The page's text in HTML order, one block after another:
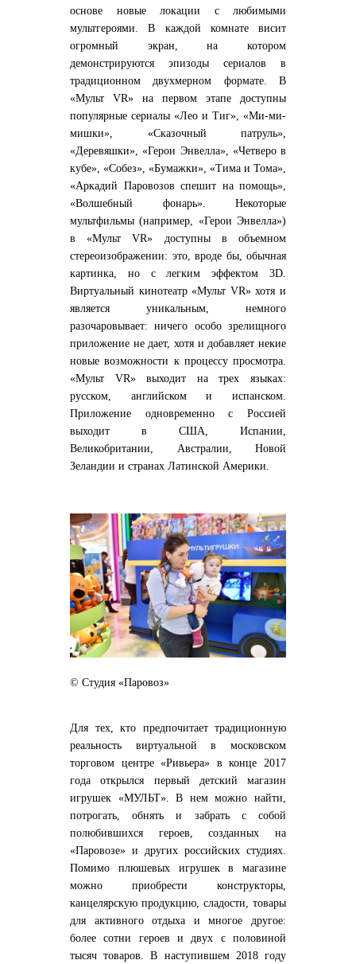
основе новые локации с любимыми
мультгероями. В каждой комнате висит
огромный экран, на котором
демонстрируются эпизоды сериалов в
традиционном двухмерном формате. В
«Мульт VR» на первом этапе доступны
популярные сериалы «Лео и Тиг», «Ми-ми-
мишки», «Сказочный патруль»,
«Деревяшки», «Герои Энвелла», «Четверо в
кубе», «Собез», «Бумажки», «Тима и Тома»,
«Аркадий Паровозов спешит на помощь»,
«Волшебный фонарь». Некоторые
мультфильмы (например, «Герои Энвелла»)
в «Мульт VR» доступны в объемном
стереоизображении: это, вроде бы, обычная
картинка, но с легким эффектом 3D.
Виртуальный кинотеатр «Мульт VR» хотя и
является уникальным, немного
разочаровывает: ничего особо зрелищного
приложение не дает, хотя и добавляет некие
новые возможности к процессу просмотра.
«Мульт VR» выходит на трех языках:
русском, английском и испанском.
Приложение одновременно с Россией
выходит в США, Испании,
Великобритании, Австралии, Новой
Зеландии и странах Латинской Америки.
© Студия «Паровоз»
Для тех, кто предпочитает традиционную
реальность виртуальной в московском
торговом центре «Ривьера» в конце 2017
года открылся первый детский магазин
игрушек «МУЛЬТ». В нем можно найти,
потрогать, обнять и забрать с собой
полюбившихся героев, созданных на
«Паровозе» и других российских студиях.
Помимо плюшевых игрушек в магазине
можно приобрести конструкторы,
канцелярскую продукцию, сладости, товары
для активного отдыха и многое другое:
более сотни героев и двух с половиной
тысяч товаров. В наступившем 2018 году